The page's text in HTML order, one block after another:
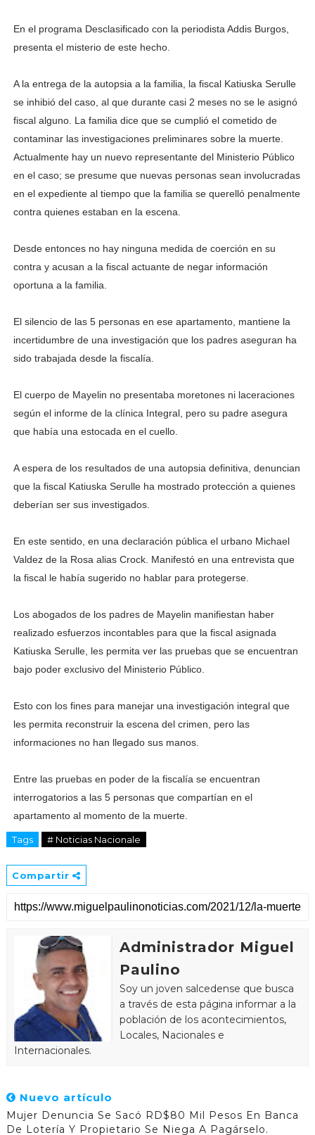
En el programa Desclasificado con la periodista Addis Burgos,
presenta el misterio de este hecho.
A la entrega de la autopsia a la familia, la fiscal Katiuska Serulle
se inhibió del caso, al que durante casi 2 meses no se le asignó
fiscal alguno. La familia dice que se cumplió el cometido de
contaminar las investigaciones preliminares sobre la muerte.
Actualmente hay un nuevo representante del Ministerio Público
en el caso; se presume que nuevas personas sean involucradas
en el expediente al tiempo que la familia se querelló penalmente
contra quienes estaban en la escena.
Desde entonces no hay ninguna medida de coerción en su
contra y acusan a la fiscal actuante de negar información
oportuna a la familia.
El silencio de las 5 personas en ese apartamento, mantiene la
incertidumbre de una investigación que los padres aseguran ha
sido trabajada desde la fiscalía.
El cuerpo de Mayelin no presentaba moretones ni laceraciones
según el informe de la clínica Integral, pero su padre asegura
que había una estocada en el cuello.
A espera de los resultados de una autopsia definitiva, denuncian
que la fiscal Katiuska Serulle ha mostrado protección a quienes
deberían ser sus investigados.
En este sentido, en una declaración pública el urbano Michael
Valdez de la Rosa alias Crock. Manifestó en una entrevista que
la fiscal le había sugerido no hablar para protegerse.
Los abogados de los padres de Mayelin manifiestan haber
realizado esfuerzos incontables para que la fiscal asignada
Katiuska Serulle, les permita ver las pruebas que se encuentran
bajo poder exclusivo del Ministerio Público.
Esto con los fines para manejar una investigación integral que
les permita reconstruir la escena del crimen, pero las
informaciones no han llegado sus manos.
Entre las pruebas en poder de la fiscalía se encuentran
interrogatorios a las 5 personas que compartían en el
apartamento al momento de la muerte.
Tags # Noticias Nacionale
Compartir
Administrador Miguel
Paulino
Soy un joven salcedense que busca
a través de esta página informar a la
población de los acontecimientos,
Locales, Nacionales e
Internacionales.
Nuevo artículo
Mujer Denuncia Se Sacó RD$80 Mil Pesos En Banca
De Lotería Y Propietario Se Niega A Pagárselo.